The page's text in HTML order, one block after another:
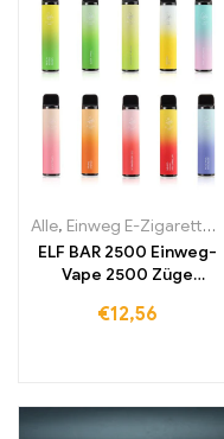
Alle, Einweg E-Zigaretten
ELF BAR 2500 Einweg-
Vape 2500 Züge
€12,56